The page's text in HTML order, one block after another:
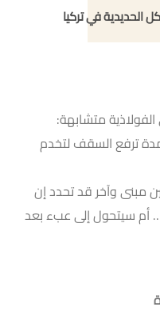
الحديدية في تركيا
الفولاذية متشابهة:
ترفع السقف لتخدم
مبنى وآخر قد تحدد إن
أم سيتحول إلى عبء بعد